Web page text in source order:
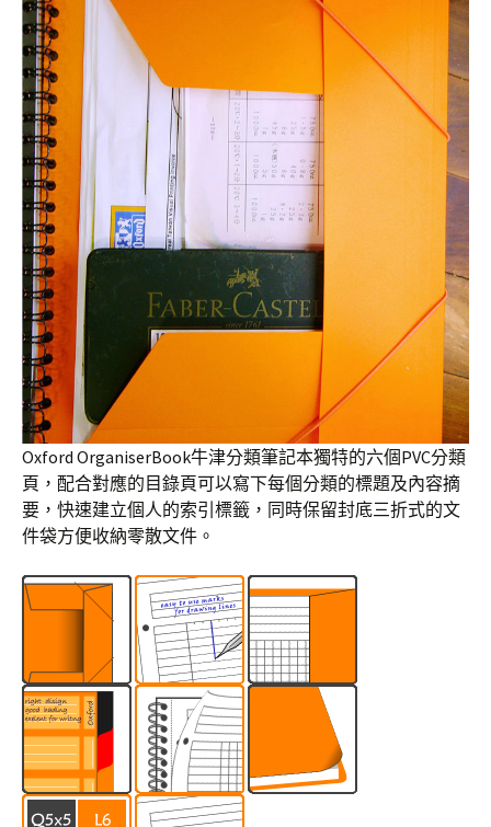
Oxford OrganiserBook牛津分類筆記本獨特的六個PVC分類
頁，配合對應的目錄頁可以寫下每個分類的標題及內容摘
要，快速建立個人的索引標籤，同時保留封底三折式的文
件袋方便收納零散文件。